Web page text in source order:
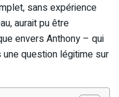
sans expérience
aurait pu être
envers Anthony – qui
question légitime sur